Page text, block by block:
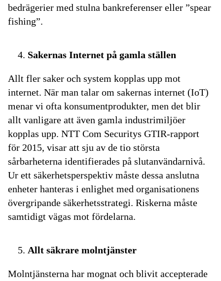
bedrägerier med stulna bankreferenser eller ”spear
fishing”.
Sakernas Internet på gamla ställen
Allt fler saker och system kopplas upp mot
internet. När man talar om sakernas internet (IoT)
menar vi ofta konsumentprodukter, men det blir
allt vanligare att även gamla industrimiljöer
kopplas upp. NTT Com Securitys GTIR-rapport
för 2015, visar att sju av de tio största
sårbarheterna identifierades på slutanvändarnivå.
Ur ett säkerhetsperspektiv måste dessa anslutna
enheter hanteras i enlighet med organisationens
övergripande säkerhetsstrategi. Riskerna måste
samtidigt vägas mot fördelarna.
Allt säkrare molntjänster
Molntjänsterna har mognat och blivit accepterade